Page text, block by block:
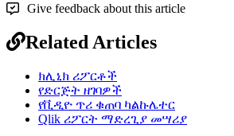
Give feedback about this article
Related Articles
ክሊኒክ ሪፖርቶች
የድርጅት ዘገባዎች
የቪዲዮ ጥሪ ቁጠባ ካልኩሌተር
Qlik ሪፖርት ማድረጊያ መሣሪያ